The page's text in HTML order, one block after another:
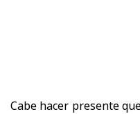
Cabe hacer presente